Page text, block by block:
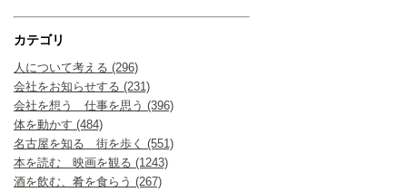
カテゴリ
人について考える (296)
会社をお知らせする (231)
会社を想う 仕事を思う (396)
体を動かす (484)
名古屋を知る 街を歩く (551)
本を読む 映画を観る (1243)
酒を飲む、肴を食らう (267)